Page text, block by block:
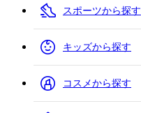
スポーツから探す
キッズから探す
コスメから探す